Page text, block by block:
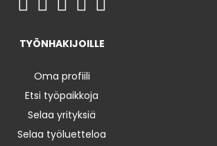
TYÖNHAKIJOILLE
Oma profiili
Etsi työpaikkoja
Selaa yrityksiä
Selaa työluetteloa